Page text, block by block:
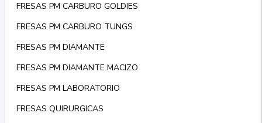
FRESAS PM CARBURO GOLDIES
FRESAS PM CARBURO TUNGS
FRESAS PM DIAMANTE
FRESAS PM DIAMANTE MACIZO
FRESAS PM LABORATORIO
FRESAS QUIRURGICAS